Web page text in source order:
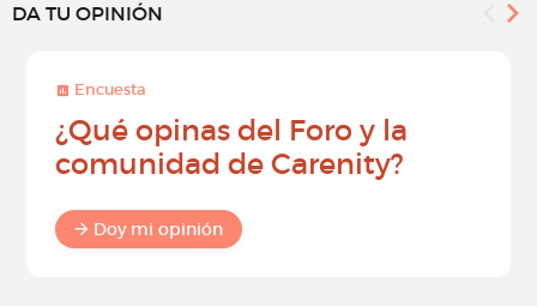
DA TU OPINIÓN
Encuesta
¿Qué opinas del Foro y la
comunidad de Carenity?
Doy mi opinión